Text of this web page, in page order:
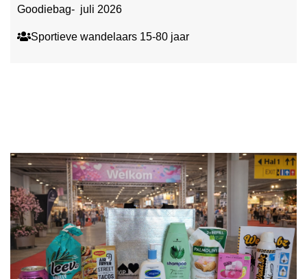
Goodiebag- juli 2026
Sportieve wandelaars 15-80 jaar